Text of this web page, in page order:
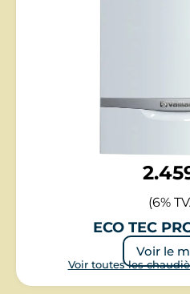
(6%
ECO TEC
Voir le
Voir toutes les